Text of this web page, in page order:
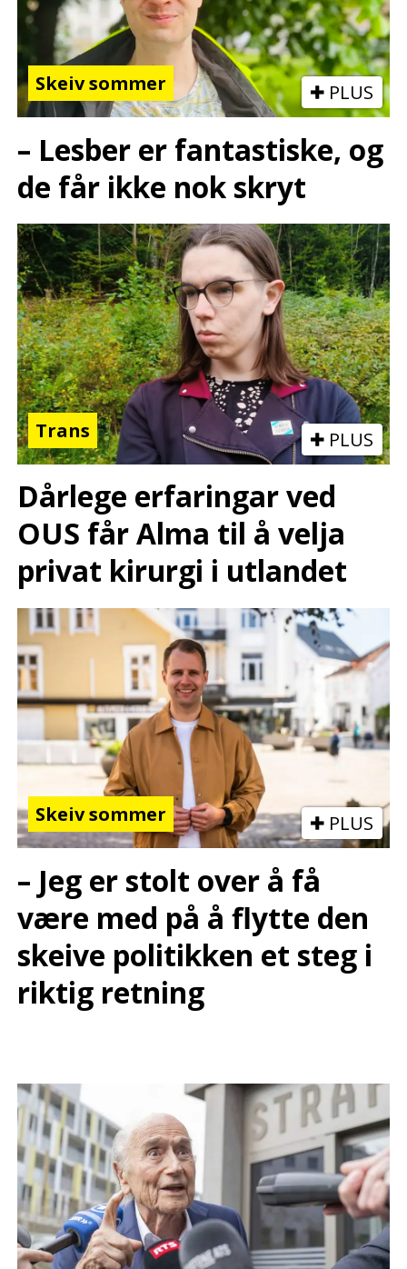
Skeiv sommer PLUS
– Lesber er fantastiske, og
de får ikke nok skryt
Trans PLUS
Dårlege erfaringar ved
OUS får Alma til å velja
privat kirurgi i utlandet
Skeiv sommer PLUS
– Jeg er stolt over å få
være med på å flytte den
skeive politikken et steg i
riktig retning